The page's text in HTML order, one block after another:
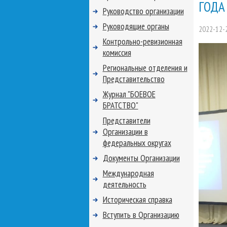
ГОДА
2022-12-
Руководство организации
Руководящие органы
Контрольно-ревизионная
комиссия
Региональные отделения и
Представительство
Журнал "БОЕВОЕ
БРАТСТВО"
Представители
Организации в
федеральных округах
Документы Организации
Международная
деятельность
Историческая справка
Вступить в Организацию